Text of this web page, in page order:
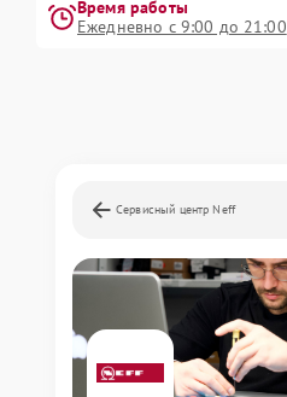
Время работы
Ежедневно с 9:00 до 21:00
Сервисный центр Neff